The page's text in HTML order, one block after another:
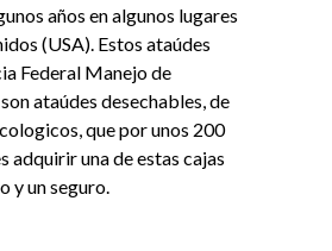
años en algunos lugares
(USA). Estos ataúdes
Federal Manejo de
ataúdes desechables, de
que por unos 200
adquirir una de estas cajas
y un seguro.